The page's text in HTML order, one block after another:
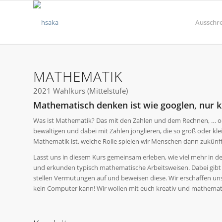
MATHEMATIK
2021 Wahlkurs (Mittelstufe)
Mathematisch denken ist wie googlen, nur
Was ist Mathematik? Das mit den Zahlen und dem Rechnen,
bewältigen und dabei mit Zahlen jonglieren, die so groß oder
Mathematik ist, welche Rolle spielen wir Menschen dann
Lasst uns in diesem Kurs gemeinsam erleben, wie viel mehr in
und erkunden typisch mathematische Arbeitsweisen. Dabei
stellen Vermutungen auf und beweisen diese. Wir erschaffen
kein Computer kann! Wir wollen mit euch kreativ und